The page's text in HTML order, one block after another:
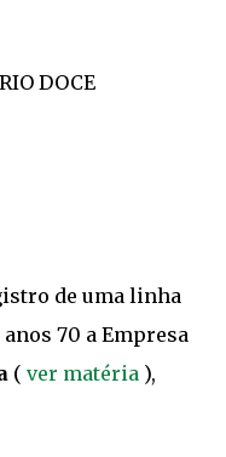
DOCE
de uma linha
70 a Empresa
( ver matéria ),